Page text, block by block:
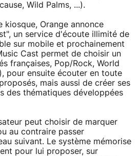
Wild Palms, ...).
kiosque, Orange annonce
un service d'écoute illimité de
sur mobile et prochainement
Cast permet de choisir un
françaises, Pop/Rock, World
pour ensuite écouter en toute
mais aussi de créer ses
des thématiques développées
peut choisir de marquer
au contraire passer
suivant. Le système mémorise
pour lui proposer, sur